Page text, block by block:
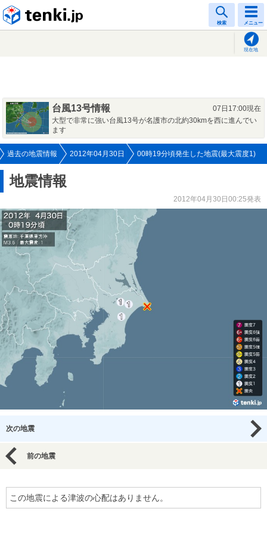
検索 メニュー
現在地
台風13号情報
07日17:00現在
大型で非常に強い台風13号が名護市の北約30kmを西に進んでい
ます
過去の地震情報 2012年04月30日 00時19分頃発生した地震(最大震度1)
地震情報
2012年04月30日00:25発表
次の地震
前の地震
この地震による津波の心配はありません。